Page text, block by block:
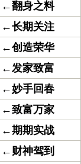
翻身之料
长期关注
创造荣华
发家致富
妙手回春
致富万家
期期实战
←财神驾到